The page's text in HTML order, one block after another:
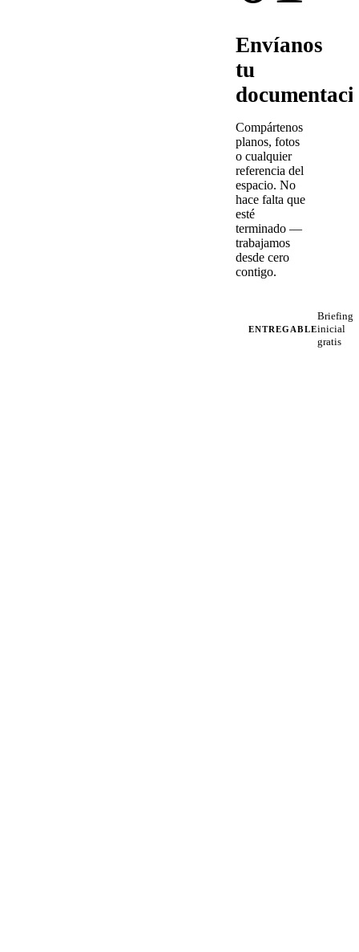
Envíanos
tu
Compártenos
planos, fotos
o cualquier
referencia del
espacio. No
hace falta que
esté
terminado —
trabajamos
desde cero
contigo.
ENTREGABLE
Briefing
inicial
gratis